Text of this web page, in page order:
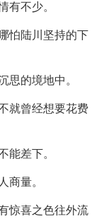
有不少。
怕陆川坚持的下
思的境地中。
就曾经想要花费
能差下。
商量。
惊喜之色往外流